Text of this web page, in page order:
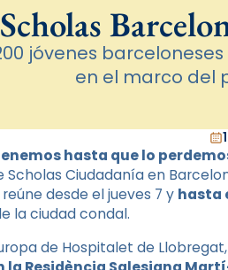
Scholas
jóvenes
en el marco del
hasta que lo
Ciudadanía en
desde el jueves 7 y hasta
la ciudad condal.
de Hospitalet de